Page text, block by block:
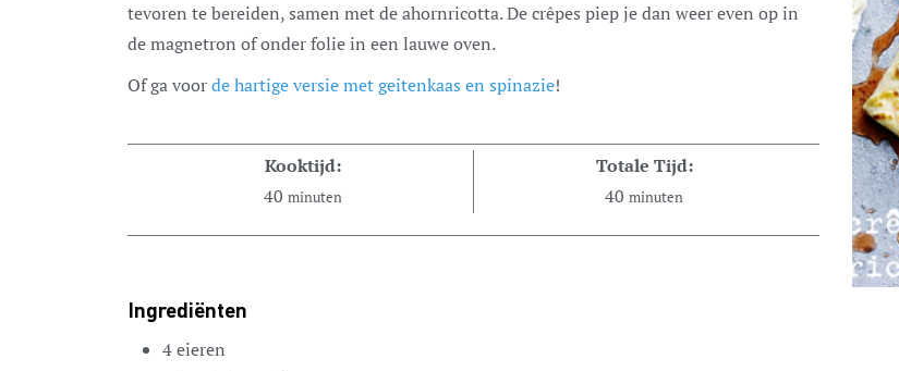
tevoren te bereiden, samen met de ahornricotta. De crêpes piep je dan weer even op in
de magnetron of onder folie in een lauwe oven.
Of ga voorde hartige versie met geitenkaas en spinazie!
Kooktijd:
40 minuten
Totale Tijd:
40 minuten
Ingrediënten
4eieren